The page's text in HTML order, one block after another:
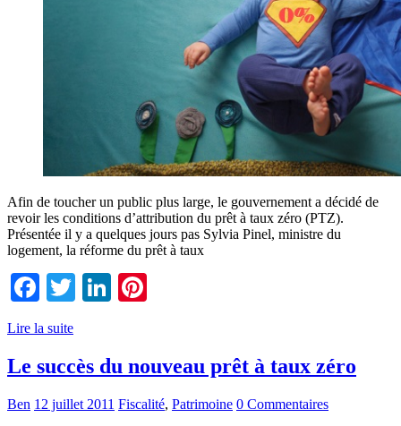
Afin de toucher un public plus large, le gouvernement a décidé de
revoir les conditions d’attribution du prêt à taux zéro (PTZ).
Présentée il y a quelques jours pas Sylvia Pinel, ministre du
logement, la réforme du prêt à taux
Facebook
TwitterLinkedIn
Lire la suite
Le succès du nouveau prêt à taux zéro
Ben 12 juillet 2011 Fiscalité, Patrimoine 0 Commentaires